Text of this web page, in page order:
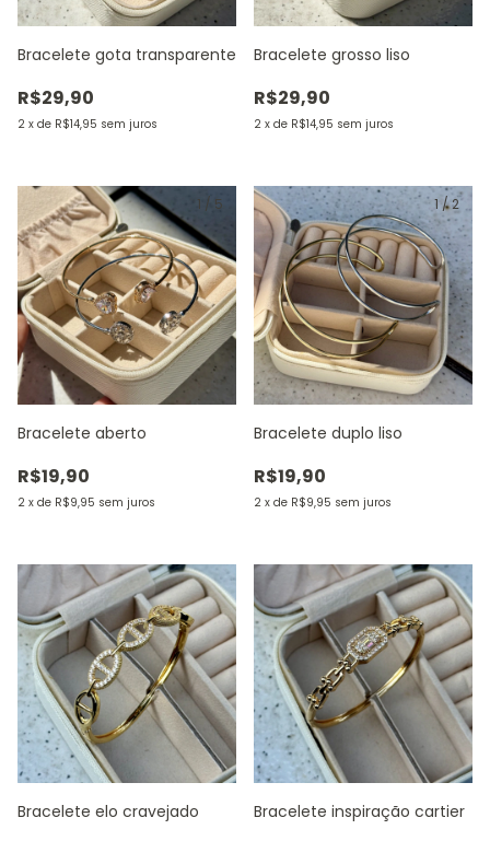
Bracelete gota transparente
R$29,90
2 x de R$14,95 sem juros
Bracelete grosso liso
R$29,90
2 x de R$14,95 sem juros
1 / 5
Bracelete aberto
R$19,90
2 x de R$9,95 sem juros
1 /2
Bracelete duplo liso
R$19,90
2 x de R$9,95 sem juros
Bracelete elo cravejado Bracelete inspiração cartier